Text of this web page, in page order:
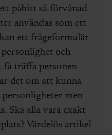
påhitt så förvånad
användas som ett
ett frågeformulär
och
få träffa personen
det om att kunna
men
Ska alla vara exakt
Värdelös artikel